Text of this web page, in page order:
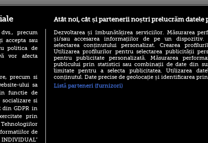
(P) Descoperă Lumea
Evenimentelor din România
precum
accepta sau
politica de
vor afecta
precum si
ului sa
functie de
si
din GDPR in
prin
Tehnologiilor
de
Atât noi, cât și partenerii noștri prelucrăm datele
Dezvoltarea și îmbunătățirea serviciilor. Măsurarea
și/sau accesarea informațiilor de pe un
selectarea conținutului personalizat. Crearea
Utilizarea profilurilor pentru selectarea publicității
pentru publicitate personalizată. Măsurarea
publicului prin statistici sau combinații de date din
limitate pentru a selecta publicitatea. Utilizarea
conținutul. Date precise de geolocație și identificarea
Listă parteneri (furnizori)